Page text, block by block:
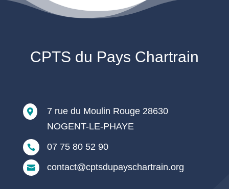
CPTS du Pays Chartrain

7 rue du Moulin Rouge 28630
NOGENT-LE-PHAYE
 07 75 80 52 90
 contact@cptsdupayschartrain.org